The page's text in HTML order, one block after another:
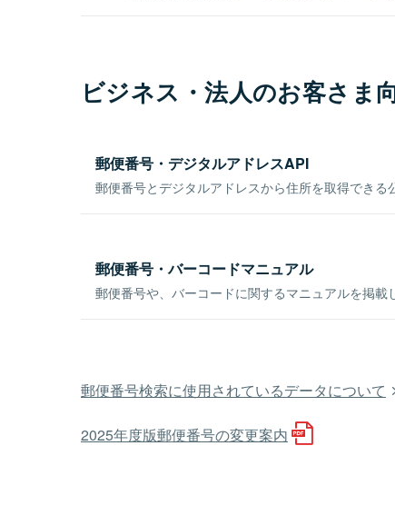
ビジネス・法人のお客さま
郵便番号・デジタルアドレスAPI
郵便番号とデジタルアドレスから住所を取得できる
郵便番号・バーコードマニュアル
郵便番号や、バーコードに関するマニュアルを掲載
郵便番号検索に使用されているデータについて
2025年度版郵便番号の変更案内